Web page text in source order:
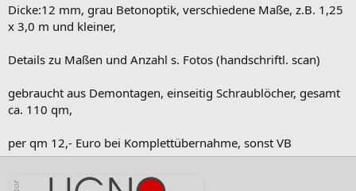
Dicke:12 mm, grau Betonoptik, verschiedene Maße, z.B. 1,25
x 3,0 m und kleiner,
Details zu Maßen und Anzahl s. Fotos (handschriftl. scan)
gebraucht aus Demontagen, einseitig Schraublöcher, gesamt
ca. 110 qm,
per qm 12,- Euro bei Komplettübernahme, sonst VB